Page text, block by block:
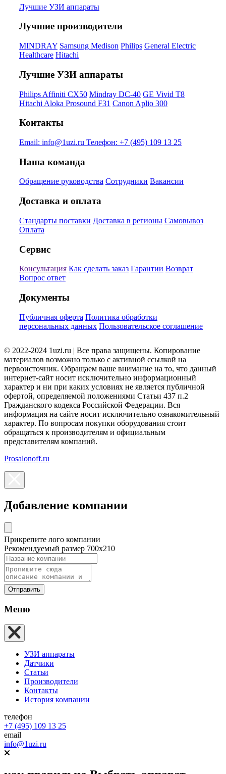
Лучшие УЗИ аппараты
Лучшие производители
MINDRAY Samsung Medison Philips General Electric
Healthcare Hitachi
Лучшие УЗИ аппараты
Philips Affiniti CX50 Mindray DC-40 GE Vivid T8
Hitachi Aloka Prosound F31 Canon Aplio 300
Контакты
Email: info@1uzi.ru Телефон: +7 (495) 109 13 25
Наша команда
Обращение руководства Сотрудники Вакансии
Доставка и оплата
Стандарты поставки Доставка в регионы Самовывоз
Оплата
Сервис
Консультация Как сделать заказ Гарантии Возврат
Вопрос ответ
Документы
Публичная оферта Политика обработки
персональных данных Пользовательское соглашение
© 2022-2024 1uzi.ru | Все права защищены. Копирование
материалов возможно только с активной ссылкой на
первоисточник. Обращаем ваше внимание на то, что данный
интернет-сайт носит исключительно информационный
характер и ни при каких условиях не является публичной
офертой, определяемой положениями Статьи 437 п.2
Гражданского кодекса Российской Федерации. Вся
информация на сайте носит исключительно ознакомительный
характер. По вопросам покупки оборудования стоит
обращаться к производителям и официальным
представителям компаний.
Prosalonoff.ru
Добавление компании
Прикрепите лого компании
Рекомендуемый размер 700х210
Отправить
Меню
УЗИ аппараты
Датчики
Статьи
Производители
Контакты
История компании
телефон
+7 (495) 109 13 25
email
info@1uzi.ru